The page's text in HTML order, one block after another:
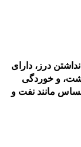
درز، دارای
نشت، و خوردگی
حساس مانند نفت و